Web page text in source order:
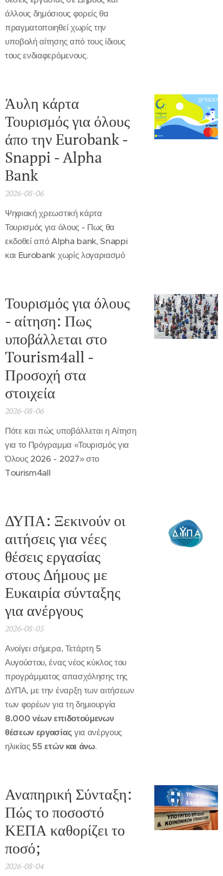
άλλους δημόσιους φορείς θα
πραγματοποιηθεί χωρίς την
υποβολή αίτησης από τους ίδιους
τους ενδιαφερόμενους.
Άυλη κάρτα
Τουρισμός για όλους
άπο την Eurobank -
Snappi - Alpha
Bank
2026-08-06
Ψηφιακή χρεωστική κάρτα
Τουρισμός για όλους - Πως θα
εκδοθεί από Alpha bank, Snappi
και Eurobank χωρίς λογαριασμό
Τουρισμός για όλους
- αίτηση: Πως
υποβάλλεται στο
Tourism4all -
Προσοχή στα
στοιχεία
2026-08-06
Πότε και πώς υποβάλλεται η Αίτηση
για το Πρόγραμμα «Τουρισμός για
Όλους 2026 - 2027» στο
Tourism4all
ΔΥΠΑ: Ξεκινούν οι
αιτήσεις για νέες
θέσεις εργασίας
στους Δήμους με
Ευκαιρία σύνταξης
για ανέργους
2026-08-05
Ανοίγει σήμερα, Τετάρτη 5
Αυγούστου, ένας νέος κύκλος του
προγράμματος απασχόλησης της
ΔΥΠΑ, με την έναρξη των αιτήσεων
των φορέων για τη δημιουργία
8.000 νέων επιδοτούμενων
θέσεων εργασίας για ανέργους
ηλικίας55 ετών και άνω.
Αναπηρική Σύνταξη:
Πώς το ποσοστό
ΚΕΠΑ καθορίζει το
ποσό;
2026-08-04